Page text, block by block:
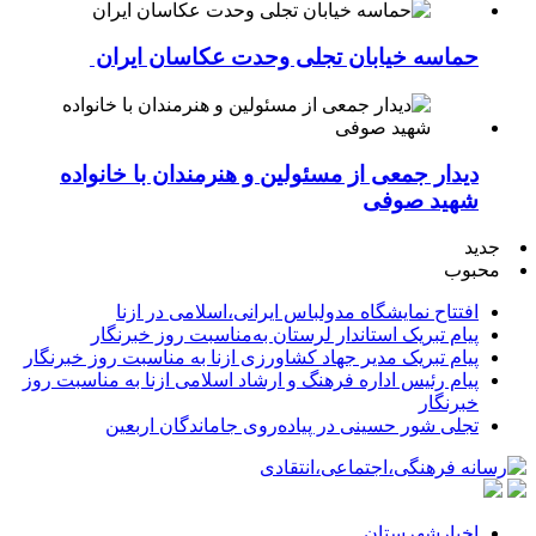
حماسه خیابان تجلی وحدت عکاسان ایران
دیدار جمعی از مسئولین و هنرمندان با خانواده
شهید صوفی
جدید
محبوب
افتتاح نمایشگاه مدولباس ایرانی،اسلامی در ازنا
پیام تبریک استاندار لرستان به‌مناسبت روز خبرنگار
پیام تبریک مدیر جهاد کشاورزی ازنا به مناسبت روز خبرنگار
پیام رئیس اداره فرهنگ و ارشاد اسلامی ازنا به مناسبت روز
خبرنگار
تجلی شور حسینی در پیاده‌روی جاماندگان اربعین